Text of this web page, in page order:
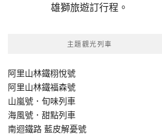
雄獅旅遊訂行程。
主題觀光列車
阿里山林鐵栩悅號
阿里山林鐵福森號
山嵐號．旬味列車
海風號．甜點列車
南迴鐵路 藍皮解憂號